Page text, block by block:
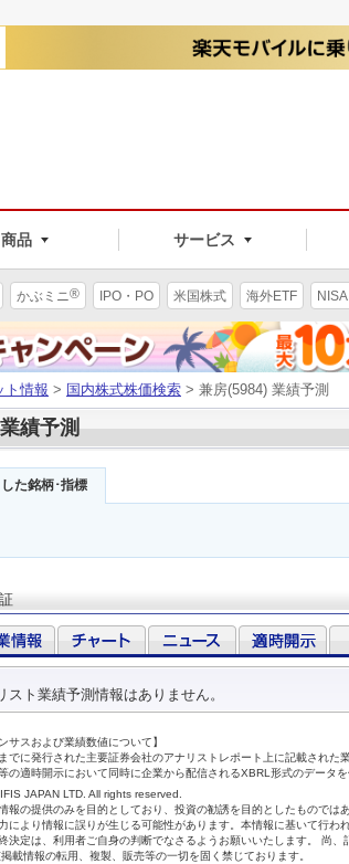
商品 サービス
かぶミニ® IPO・PO 米国株式 海外ETF NISA
ト情報 > 国内株式株価検索 > 兼房(5984) 業績予測
績予測
た銘柄･指標